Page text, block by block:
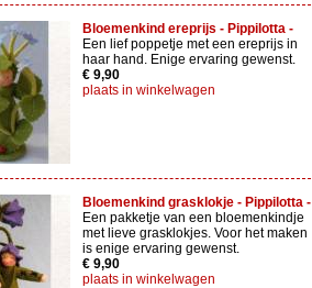
Bloemenkind ereprijs - Pippilotta -
Een lief poppetje met een ereprijs in
haar hand. Enige ervaring gewenst.
€ 9,90
plaats in winkelwagen
Bloemenkind grasklokje - Pippilotta -
Een pakketje van een bloemenkindje
met lieve grasklokjes. Voor het maken
is enige ervaring gewenst.
€ 9,90
plaats in winkelwagen